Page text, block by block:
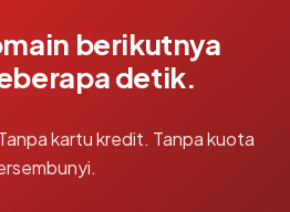
berikutnya
detik.
kartu kredit. Tanpa kuota